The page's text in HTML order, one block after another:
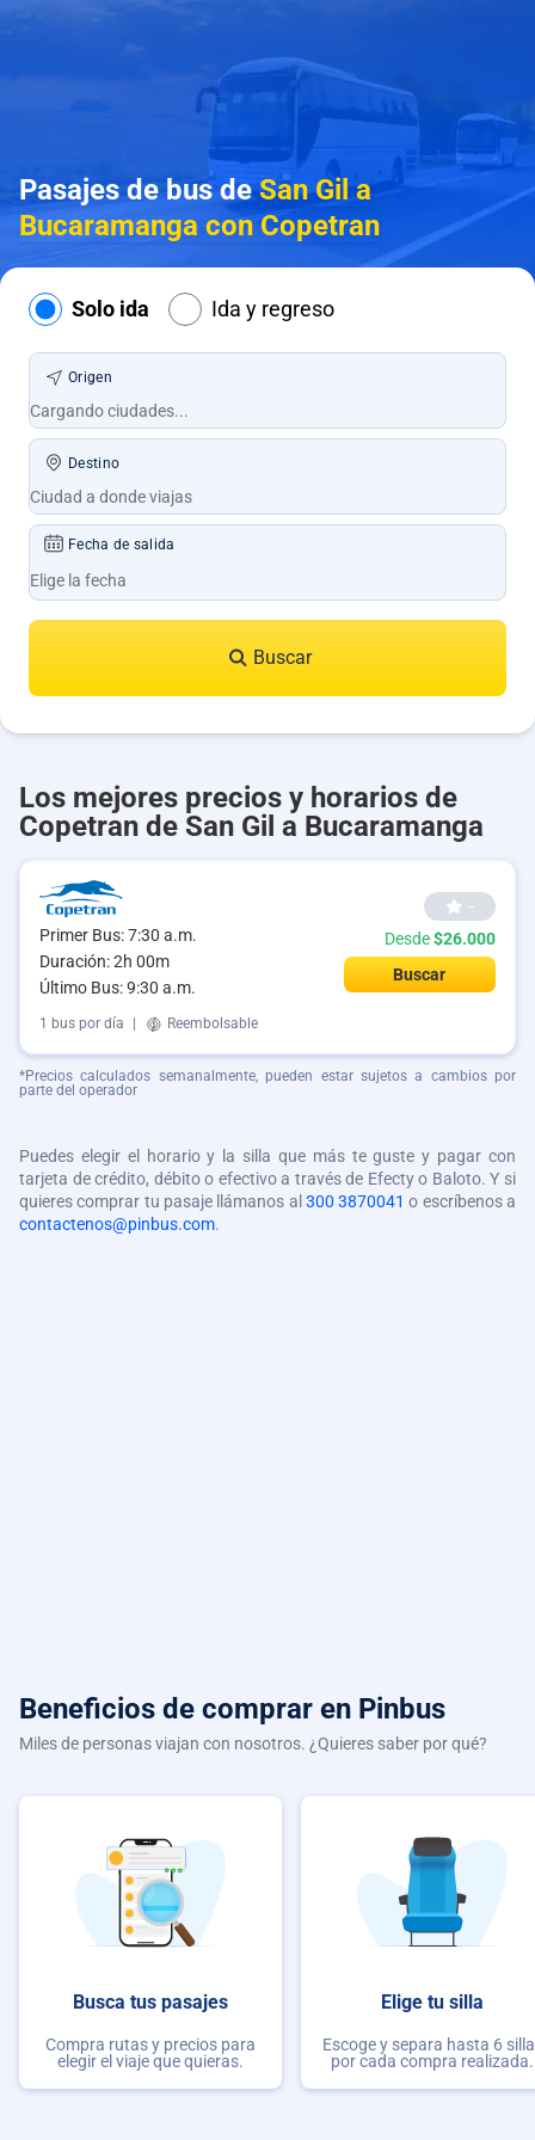
Pasajes de bus deSan Gil a
Bucaramanga con Copetran
Solo ida Ida y regreso
Origen
Destino
Fecha de salida
Buscar
Los mejores precios y horarios de
Copetran de San Gil a Bucaramanga
Primer Bus: 7:30 a.m.
Duración: 2h 00m
Último Bus: 9:30 a.m.
--
Desde$26.000
Buscar
1 bus por día Reembolsable
*Precios calculados semanalmente, pueden estar sujetos a cambios por
parte del operador
Puedes elegir el horario y la silla que más te guste y pagar con
tarjeta de crédito, débito o efectivo a través de Efecty o Baloto. Y si
quieres comprar tu pasaje llámanos al 300 3870041 o escríbenos a
contactenos@pinbus.com.
Beneficios de comprar en Pinbus
Miles de personas viajan con nosotros. ¿Quieres saber por qué?
Busca tus pasajes
Compra rutas y precios para
elegir el viaje que quieras.
Elige tu silla
Escoge y separa hasta 6
por cada compra realizada.